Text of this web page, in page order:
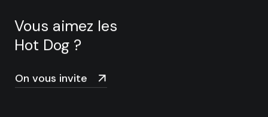
Vous aimez les
Hot Dog ?
On vous invite